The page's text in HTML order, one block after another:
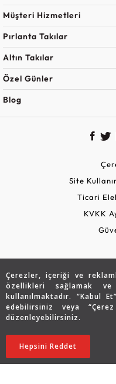
Çerezler, içeriği ve
özellikleri sağlamak
kullanılmaktadır. “Kabul
edebilirsiniz veya
düzenleyebilirsiniz.
Hepsini Reddet
9.171 TL
7.337TL
Müşteri Hizmetleri
Pırlanta Takılar
Altın Takılar
Özel Günler
Blog
Site
Ticari
KVKK
Copyright © 2026